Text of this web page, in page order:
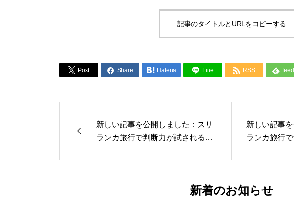
記事のタイトルとURLをコピーする
 Post  Share  Hatena Line  RSS 

新しい記事を公開しました：スリ
ランカ旅行で判断力が試される瞬
新しい記事
ランカ旅行
新着のお知らせ